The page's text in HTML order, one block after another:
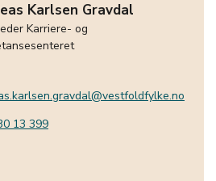
Karlsen Gravdal
Karriere- og
13 399